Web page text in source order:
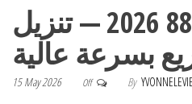
استارز 888 2026 — تنزيل
بسرعة عالية
15 May 2026 Off By